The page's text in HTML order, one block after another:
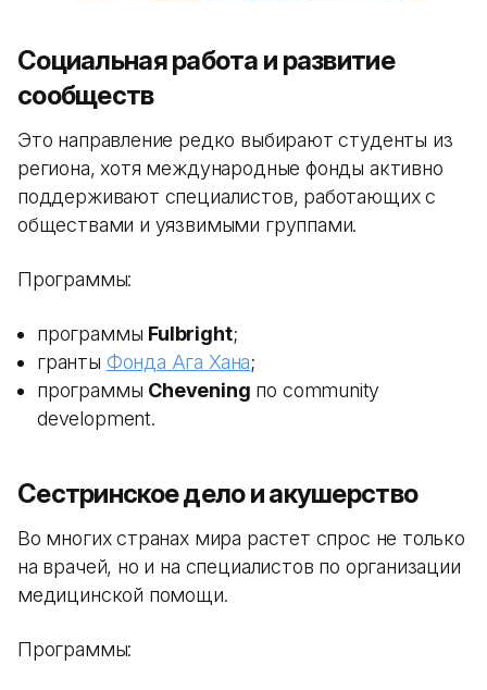
Социальная работа и развитие
сообществ
Это направление редко выбирают студенты из
региона, хотя международные фонды активно
поддерживают специалистов, работающих с
обществами и уязвимыми группами.
Программы:
программы Fulbright;
гранты Фонда Ага Хана;
программы Chevening по community
development.
Сестринское дело и акушерство
Во многих странах мира растет спрос не только
на врачей, но и на специалистов по организации
медицинской помощи.
Программы: